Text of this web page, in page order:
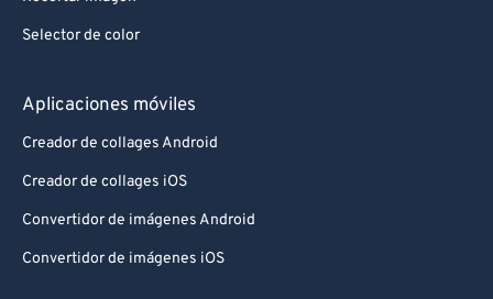
Selector de color
Aplicaciones móviles
Creador de collages Android
Creador de collages iOS
Convertidor de imágenes Android
Convertidor de imágenes iOS